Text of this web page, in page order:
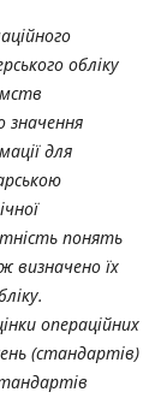
обліку
значення
для
понять
визначено їх
операційних
(стандартів)